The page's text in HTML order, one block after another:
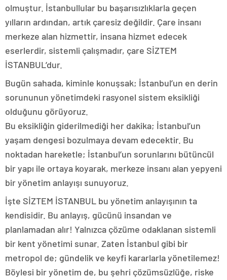
olmuştur. İstanbullular bu başarısızlıklarla geçen
yılların ardından, artık çaresiz değildir. Çare insanı
merkeze alan hizmettir, insana hizmet edecek
eserlerdir, sistemli çalışmadır, çare SİZTEM
İSTANBUL’dur.
Bugün sahada, kiminle konuşsak; İstanbul’un en derin
sorununun yönetimdeki rasyonel sistem eksikliği
olduğunu görüyoruz.
Bu eksikliğin giderilmediği her dakika; İstanbul’un
yaşam dengesi bozulmaya devam edecektir. Bu
noktadan hareketle; İstanbul’un sorunlarını bütüncül
bir yapı ile ortaya koyarak, merkeze insanı alan yepyeni
bir yönetim anlayışı sunuyoruz.
İşte SİZTEM İSTANBUL bu yönetim anlayışının ta
kendisidir. Bu anlayış, gücünü insandan ve
planlamadan alır! Yalnızca çözüme odaklanan sistemli
bir kent yönetimi sunar. Zaten İstanbul gibi bir
metropol de; gündelik ve keyfi kararlarla yönetilemez!
Böylesi bir yönetim de, bu şehri çözümsüzlüğe, riske